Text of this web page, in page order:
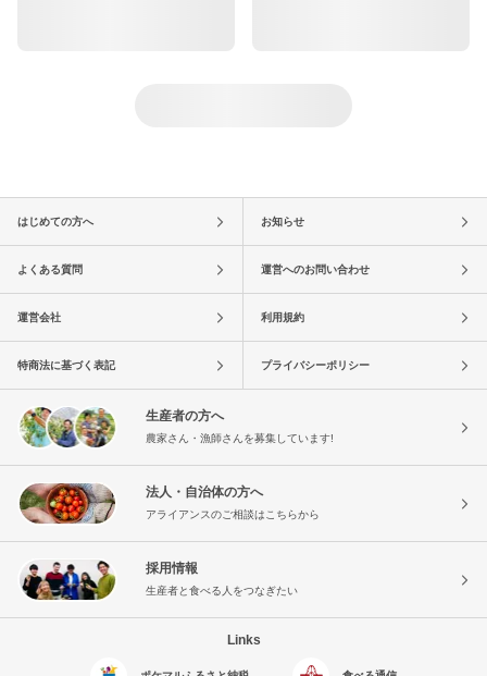
はじめての方へ お知らせ
よくある質問 運営へのお問い合わせ
運営会社 利用規約
特商法に基づく表記 プライバシーポリシー
生産者の方へ
農家さん・漁師さんを募集しています!
法人・自治体の方へ
アライアンスのご相談はこちらから
採用情報
生産者と食べる人をつなぎたい
Links